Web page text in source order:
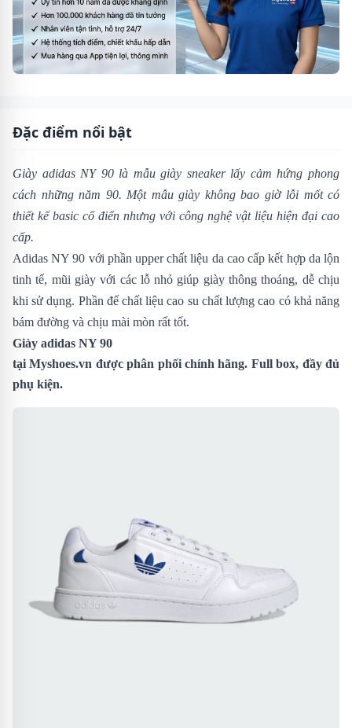
Đặc điểm nổi bật
Giày adidas NY 90là mẫu giày sneaker lấy cảm hứng phong
cách những năm 90. Một mẫu giày không bao giờ lỗi mốt có
thiết kế basic cổ điển nhưng với công nghệ vật liệu hiện đại cao
cấp.
Adidas NY 90 với phần upper chất liệu da cao cấp kết hợp da lộn
tinh tế, mũi giày với các lỗ nhỏ giúp giày thông thoáng, dễ chịu
khi sử dụng. Phần đế chất liệu cao su chất lượng cao có khả năng
bám đường và chịu mài mòn rất tốt.
Giày adidas NY 90
tạiMyshoes.vn được phân phối chính hãng. Full box, đầy đủ
phụ kiện.